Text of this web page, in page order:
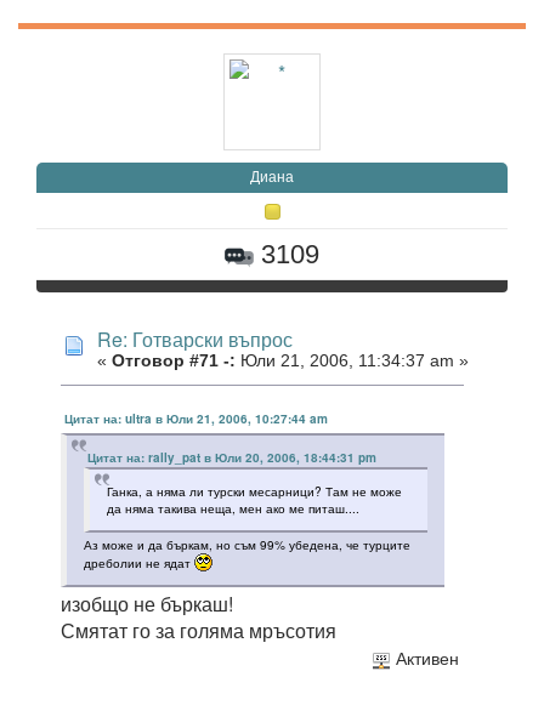
Диана
3109
Re: Готварски въпрос
« Отговор #71 -: Юли 21, 2006, 11:34:37 am »
Цитат на: ultra в Юли 21, 2006, 10:27:44 am
Цитат на: rally_pat в Юли 20, 2006, 18:44:31 pm
Ганка, а няма ли турски месарници? Там не може
да няма такива неща, мен ако ме питаш....
Аз може и да бъркам, но съм 99% убедена, че турците
дреболии не ядат
изобщо не бъркаш!
Смятат го за голяма мръсотия
Активен